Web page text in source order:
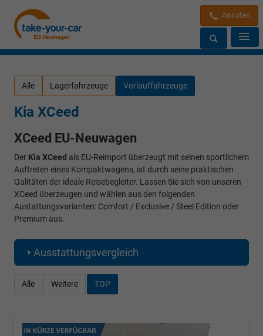
Anrufen
Alle Lagerfahrzeuge Vorlauffahrzeuge
Kia XCeed
XCeed EU-Neuwagen
Der Kia XCeed als EU-Reimport überzeugt mit seinen sportlichem
Auftreten eines Kompaktwagens, ist durch seine praktischen
Qalitäten der ideale Reisebegleiter. Lassen Sie sich von unseren
XCeed überzeugen und wählen aus den folgenden
Austattungsvarianten: Comfort / Exclusive / Steel Edition oder
Premium aus.
Ausstattungsvergleich
Alle Weitere TOP